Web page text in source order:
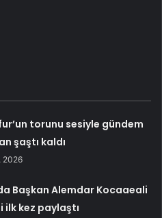
torunu sesiyle gündem
şaştı kaldı
2026
Başkan Alemdar Kocaaeali
ilk kez paylaştı